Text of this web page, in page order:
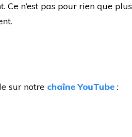
Ce n’est pas pour rien que plus
sur notre chaîne YouTube :